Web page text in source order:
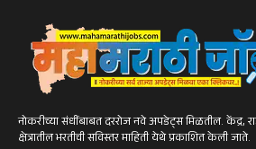
नोकरीच्या संधींबाबत दररोज नवे अपडेट्स मिळतील. केंद्र,
क्षेत्रातील भरतीची सविस्तर माहिती येथे प्रकाशित केली जाते.